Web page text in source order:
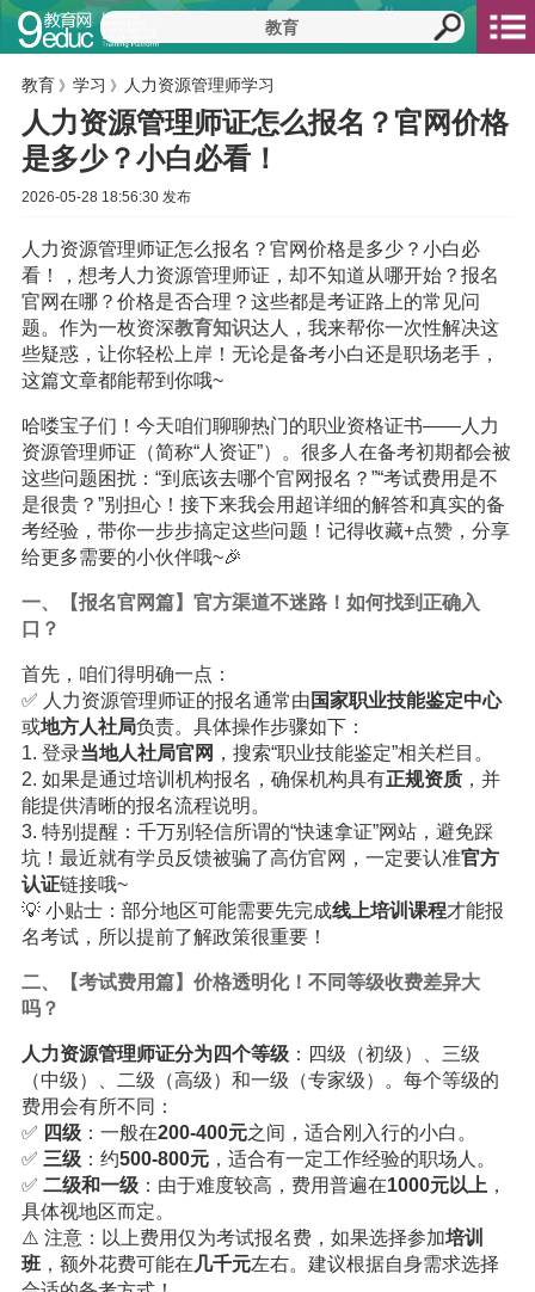
教育 》 学习 》 人力资源管理师学习
人力资源管理师证怎么报名？官网价格
是多少？小白必看！
2026-05-28 18:56:30 发布
人力资源管理师证怎么报名？官网价格是多少？小白必
看！，想考人力资源管理师证，却不知道从哪开始？报名
官网在哪？价格是否合理？这些都是考证路上的常见问
题。作为一枚资深教育知识达人，我来帮你一次性解决这
些疑惑，让你轻松上岸！无论是备考小白还是职场老手，
这篇文章都能帮到你哦~
哈喽宝子们！今天咱们聊聊热门的职业资格证书——人力
资源管理师证（简称“人资证”）。很多人在备考初期都会被
这些问题困扰：“到底该去哪个官网报名？”“考试费用是不
是很贵？”别担心！接下来我会用超详细的解答和真实的备
考经验，带你一步步搞定这些问题！记得收藏+点赞，分享
给更多需要的小伙伴哦~🎉
一、【报名官网篇】官方渠道不迷路！如何找到正确入
口？
首先，咱们得明确一点：
✅ 人力资源管理师证的报名通常由 国家职业技能鉴定中心
或地方人社局负责。具体操作步骤如下：
1. 登录当地人社局官网 ，搜索“职业技能鉴定”相关栏目。
2. 如果是通过培训机构报名，确保机构具有正规资质，并
能提供清晰的报名流程说明。
3. 特别提醒：千万别轻信所谓的“快速拿证”网站，避免踩
坑！最近就有学员反馈被骗了高仿官网，一定要认准官方
认证链接哦~
💡 小贴士：部分地区可能需要先完成线上培训课程才能报
名考试，所以提前了解政策很重要！
二、【考试费用篇】价格透明化！不同等级收费差异大
吗？
人力资源管理师证分为四个等级：四级（初级）、三级
（中级）、二级（高级）和一级（专家级）。每个等级的
费用会有所不同：
✅ 四级：一般在200-400元之间，适合刚入行的小白。
✅ 三级：约500-800元，适合有一定工作经验的职场人。
✅ 二级和一级：由于难度较高，费用普遍在1000元以上 ，
具体视地区而定。
⚠️ 注意：以上费用仅为考试报名费，如果选择参加培训
班，额外花费可能在 几千元左右。建议根据自身需求选择